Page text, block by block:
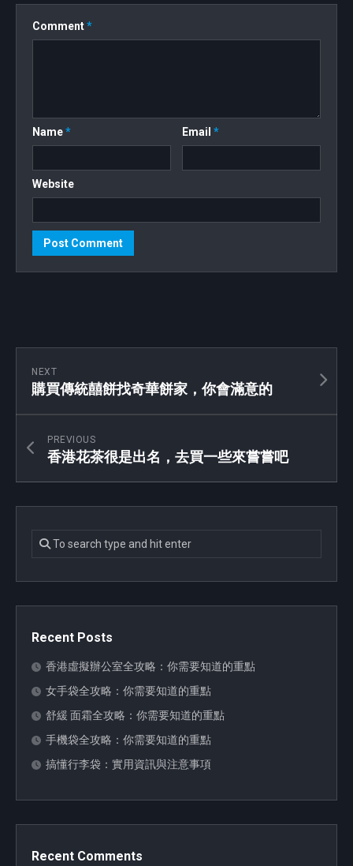
Comment*
Name* Email*
Website
NEXT
購買傳統囍餅找奇華餅家，你會滿意的
PREVIOUS
香港花茶很是出名，去買一些來嘗嘗吧
Recent Posts
香港虛擬辦公室全攻略：你需要知道的重點
女手袋全攻略：你需要知道的重點
舒緩 面霜全攻略：你需要知道的重點
手機袋全攻略：你需要知道的重點
搞懂行李袋：實用資訊與注意事項
Recent Comments